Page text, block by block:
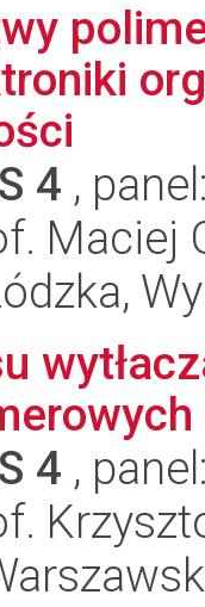
4 ,
Maciej
4 ,